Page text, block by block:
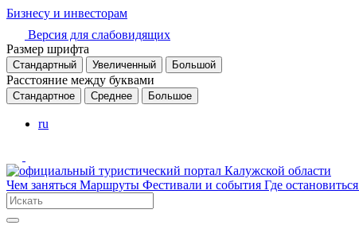
Бизнесу и инвесторам
Версия для слабовидящих
Размер шрифта
Стандартный Увеличенный Большой
Расстояние между буквами
Стандартное Среднее Большое
ru
Чем заняться Маршруты Фестивали и события Где остановиться